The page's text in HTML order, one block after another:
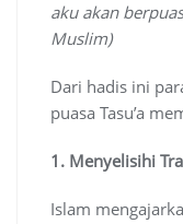
aku akan
Muslim)
Dari hadis ini
puasa Tasu’a
1. Menyelisihi
Islam